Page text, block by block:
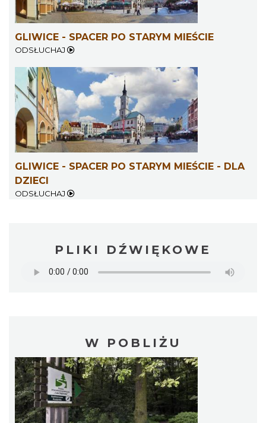
GLIWICE - SPACER PO STARYM MIEŚCIE
ODSŁUCHAJ
GLIWICE - SPACER PO STARYM MIEŚCIE - DLA
DZIECI
ODSŁUCHAJ
PLIKI DŹWIĘKOWE
W POBLIŻU